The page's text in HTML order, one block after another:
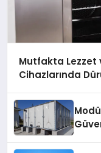
Mutfakta Lezzet
Cihazlarında